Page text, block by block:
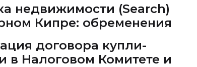
недвижимости (Search)
Кипре: обременения
договора купли-
в Налоговом Комитете и